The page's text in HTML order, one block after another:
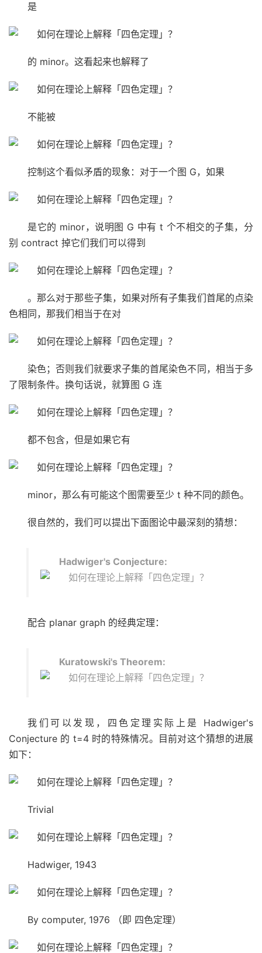
是
的 minor。这看起来也解释了
不能被
控制这个看似矛盾的现象：对于一个图 G，如果
是它的 minor，说明图 G 中有 t 个不相交的子集，分
别 contract 掉它们我们可以得到
。那么对于那些子集，如果对所有子集我们首尾的点染
色相同，那我们相当于在对
染色；否则我们就要求子集的首尾染色不同，相当于多
了限制条件。换句话说，就算图 G 连
都不包含，但是如果它有
minor，那么有可能这个图需要至少 t 种不同的颜色。
很自然的，我们可以提出下面图论中最深刻的猜想：
Hadwiger's Conjecture:
配合 planar graph 的经典定理：
Kuratowski's Theorem:
我们可以发现，四色定理实际上是 Hadwiger's
Conjecture 的 t=4 时的特殊情况。目前对这个猜想的进展
如下：
Trivial
Hadwiger, 1943
By computer, 1976 （即 四色定理）